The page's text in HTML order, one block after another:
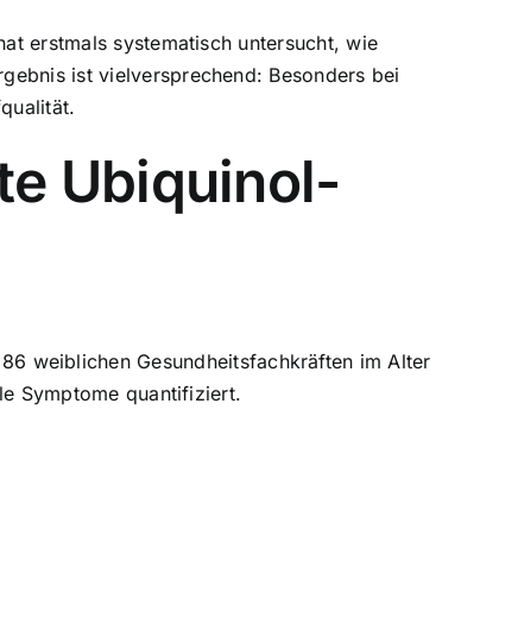
erstmals systematisch untersucht, wie
ist vielversprechend: Besonders bei
Ubiquinol-
weiblichen Gesundheitsfachkräften im Alter
Symptome quantifiziert.